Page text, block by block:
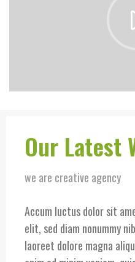
Our Latest
we are creative agency
Accum luctus dolor sit
elit, sed diam nonummy
laoreet dolore magna